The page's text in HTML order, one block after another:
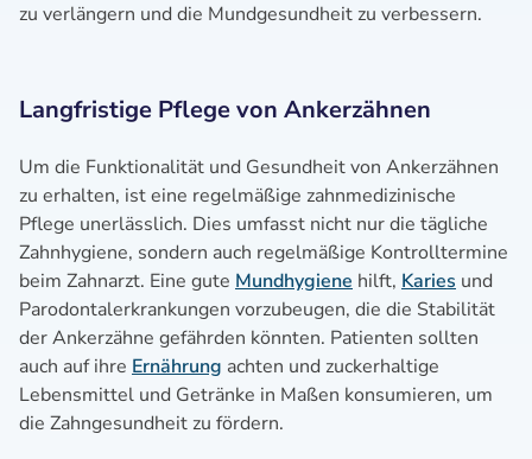
zu verlängern und die Mundgesundheit zu verbessern.
Langfristige Pflege von Ankerzähnen
Um die Funktionalität und Gesundheit von Ankerzähnen
zu erhalten, ist eine regelmäßige zahnmedizinische
Pflege unerlässlich. Dies umfasst nicht nur die tägliche
Zahnhygiene, sondern auch regelmäßige Kontrolltermine
beim Zahnarzt. Eine gute Mundhygiene hilft, Karies und
Parodontalerkrankungen vorzubeugen, die die Stabilität
der Ankerzähne gefährden könnten. Patienten sollten
auch auf ihre Ernährung achten und zuckerhaltige
Lebensmittel und Getränke in Maßen konsumieren, um
die Zahngesundheit zu fördern.